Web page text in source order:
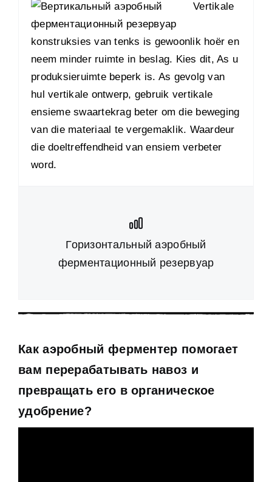
Vertikale
konstruksies van tenks is gewoonlik hoër en
neem minder ruimte in beslag. Kies dit, As u
produksieruimte beperk is. As gevolg van
hul vertikale ontwerp, gebruik vertikale
ensieme swaartekrag beter om die beweging
van die materiaal te vergemaklik. Waardeur
die doeltreffendheid van ensiem verbeter
word.
Горизонтальный аэробный
ферментационный резервуар
Как аэробный ферментер помогает
вам перерабатывать навоз и
превращать его в органическое
удобрение?